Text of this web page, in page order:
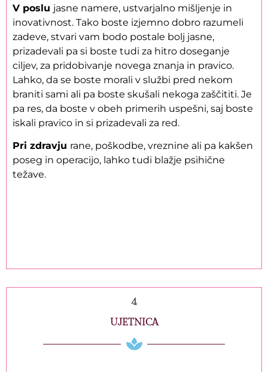
V poslu jasne namere, ustvarjalno mišljenje in
inovativnost. Tako boste izjemno dobro razumeli
zadeve, stvari vam bodo postale bolj jasne,
prizadevali pa si boste tudi za hitro doseganje
ciljev, za pridobivanje novega znanja in pravico.
Lahko, da se boste morali v službi pred nekom
braniti sami ali pa boste skušali nekoga zaščititi. Je
pa res, da boste v obeh primerih uspešni, saj boste
iskali pravico in si prizadevali za red.
Pri zdravju rane, poškodbe, vreznine ali pa kakšen
poseg in operacijo, lahko tudi blažje psihične
težave.
4
UJETNICA